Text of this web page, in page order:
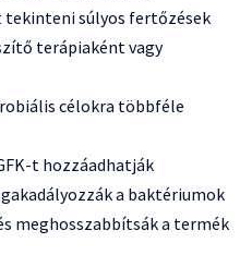
tekinteni súlyos fertőzések
terápiaként vagy
célokra többféle
t hozzáadhatják
a baktériumok
meghosszabbítsák a termék